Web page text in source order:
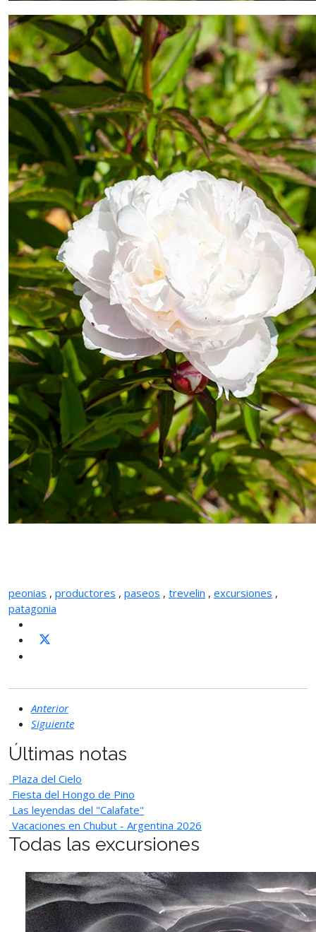
peonias , productores , paseos , trevelin , excursiones ,
patagonia
Anterior
Siguiente
Últimas notas
Plaza del Cielo
Fiesta del Hongo de Pino
Las leyendas del "Calafate"
Vacaciones en Chubut - Argentina 2026
Todas las excursiones